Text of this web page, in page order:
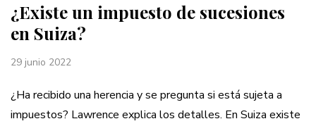
¿Existe un impuesto de sucesiones
en Suiza?
29 junio 2022
¿Ha recibido una herencia y se pregunta si está sujeta a
impuestos? Lawrence explica los detalles. En Suiza existe